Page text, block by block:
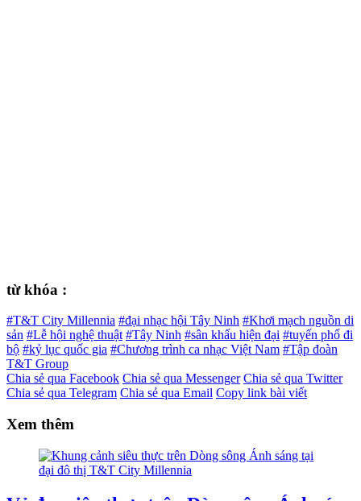
từ khóa :
#T&T City Millennia #đại nhạc hội Tây Ninh #Khơi mạch nguồn di
sản #Lễ hội nghệ thuật #Tây Ninh #sân khấu hiện đại #tuyến phố đi
bộ #kỷ lục quốc gia #Chương trình ca nhạc Việt Nam #Tập đoàn
T&T Group
Chia sẻ qua Facebook Chia sẻ qua Messenger Chia sẻ qua Twitter
Chia sẻ qua Telegram Chia sẻ qua Email Copy link bài viết
Xem thêm